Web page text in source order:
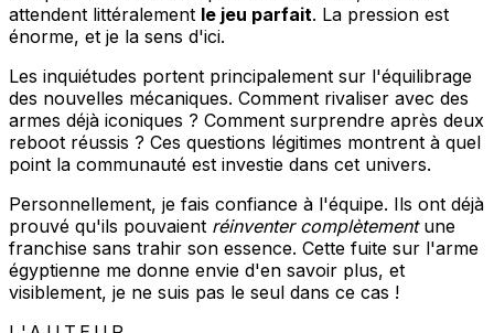
attendent littéralement le jeu parfait. La pression est
énorme, et je la sens d'ici.
Les inquiétudes portent principalement sur l'équilibrage
des nouvelles mécaniques. Comment rivaliser avec des
armes déjà iconiques ? Comment surprendre après deux
reboot réussis ? Ces questions légitimes montrent à quel
point la communauté est investie dans cet univers.
Personnellement, je fais confiance à l'équipe. Ils ont déjà
prouvé qu'ils pouvaient réinventer complètementune
franchise sans trahir son essence. Cette fuite sur l'arme
égyptienne me donne envie d'en savoir plus, et
visiblement, je ne suis pas le seul dans ce cas !